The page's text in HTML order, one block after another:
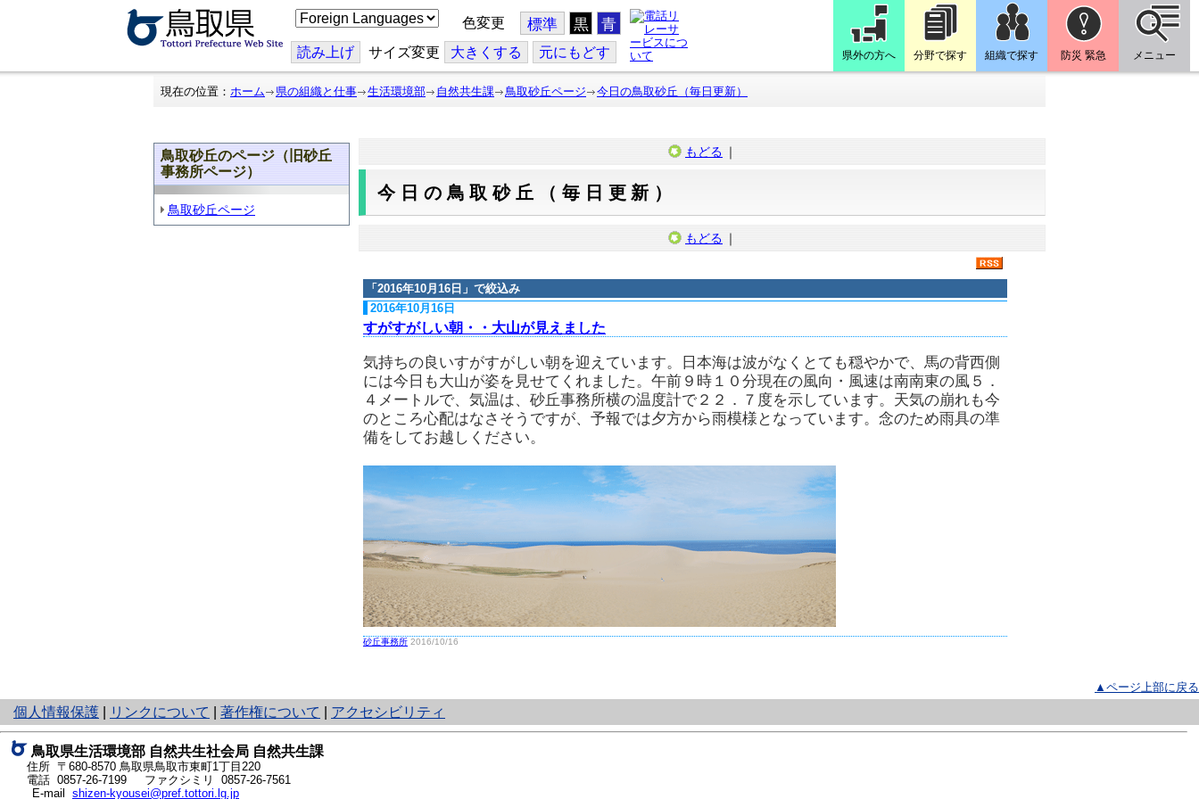
こ
の
ジ
を
翻
色変更 標準 黒 青
読み上げ サイズ変更 大きくする 元にもどす 県外の方へ 分野で探す 組織で探す 防災 緊急 メニュー
現在の位置： ホーム 県の組織と仕事 生活環境部 自然共生課 鳥取砂丘ページ 今日の鳥取砂丘（毎日更新）
鳥取砂丘のページ（旧砂丘
事務所ページ）
鳥取砂丘ページ
もどる ｜
今日の鳥取砂丘（毎日更新）
もどる ｜
「 2016年10月16日 」で絞込み
2016年10月16日
すがすがしい朝・・大山が見えました
気持ちの良いすがすがしい朝を迎えています。日本海は波がなくとても穏やかで、馬の背西側
には今日も大山が姿を見せてくれました。午前９時１０分現在の風向・風速は南南東の風５．
４メートルで、気温は、砂丘事務所横の温度計で２２．７度を示しています。天気の崩れも今
のところ心配はなさそうですが、予報では夕方から雨模様となっています。念のため雨具の準
備をしてお越しください。
砂丘事務所 2016/10/16
▲ページ上部に戻る
個人情報保護
と
り
ネ
ッ
ト
へ
リンクについて 著作権について アクセシビリティ
鳥取県生活環境部 自然共生社会局 自然共生課
住所 〒680-8570 鳥取県鳥取市東町1丁目220
電話 0857-26-7199
ファクシミリ 0857-26-7561
E-mail shizen-kyousei@pref.tottori.lg.jp